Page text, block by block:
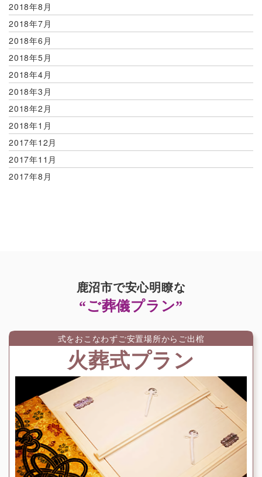
2018年8月
2018年7月
2018年6月
2018年5月
2018年4月
2018年3月
2018年2月
2018年1月
2017年12月
2017年11月
2017年8月
鹿沼市で安心明瞭な
“ご葬儀プラン”
式をおこなわずご安置場所からご出棺
火葬式プラン